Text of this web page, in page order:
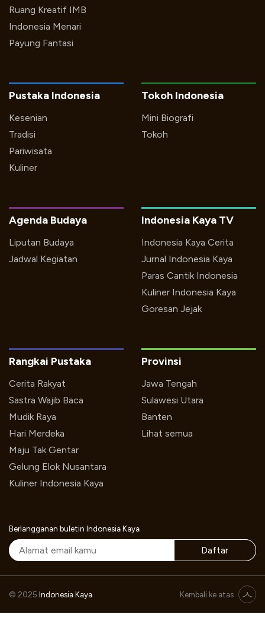
Ruang Kreatif IMB
Indonesia Menari
Payung Fantasi
Pustaka Indonesia
Kesenian
Tradisi
Pariwisata
Kuliner
Tokoh Indonesia
Mini Biografi
Tokoh
Indonesia Kaya TV
Indonesia Kaya Cerita
Jurnal Indonesia Kaya
Paras Cantik Indonesia
Kuliner Indonesia Kaya
Goresan Jejak
Agenda Budaya
Liputan Budaya
Jadwal Kegiatan
Rangkai Pustaka
Cerita Rakyat
Sastra Wajib Baca
Mudik Raya
Hari Merdeka
Maju Tak Gentar
Gelung Elok Nusantara
Kuliner Indonesia Kaya
Provinsi
Jawa Tengah
Sulawesi Utara
Banten
Lihat semua
Berlangganan buletin Indonesia Kaya
Daftar
© 2025 Indonesia Kaya Kembali ke atas